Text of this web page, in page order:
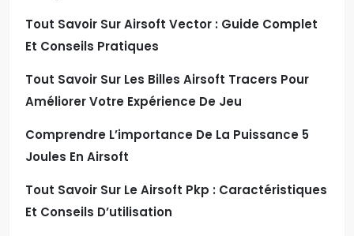
Tout Savoir Sur Airsoft Vector : Guide Complet
Et Conseils Pratiques
Tout Savoir Sur Les Billes Airsoft Tracers Pour
Améliorer Votre Expérience De Jeu
Comprendre L’importance De La Puissance 5
Joules En Airsoft
Tout Savoir Sur Le Airsoft Pkp : Caractéristiques
Et Conseils D’utilisation